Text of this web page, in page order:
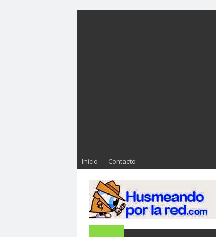
Inicio Contacto